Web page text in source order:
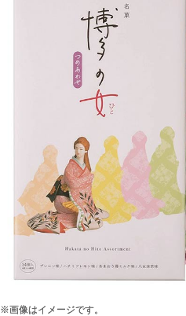
※画像はイメージです。